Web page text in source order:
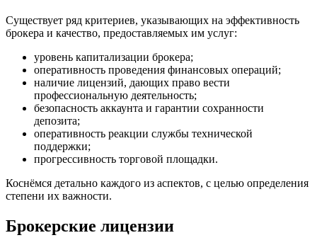
Существует ряд критериев, указывающих на эффективность
брокера и качество, предоставляемых им услуг:
уровень капитализации брокера;
оперативность проведения финансовых операций;
наличие лицензий, дающих право вести
профессиональную деятельность;
безопасность аккаунта и гарантии сохранности
депозита;
оперативность реакции службы технической
поддержки;
прогрессивность торговой площадки.
Коснёмся детально каждого из аспектов, с целью определения
степени их важности.
Брокерские лицензии